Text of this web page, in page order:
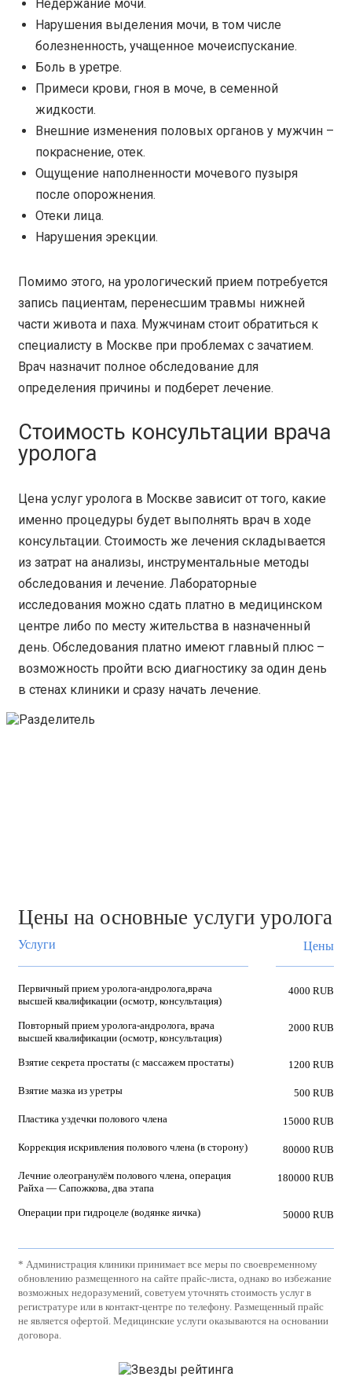
Недержание мочи.
Нарушения выделения мочи, в том числе
болезненность, учащенное мочеиспускание.
Боль в уретре.
Примеси крови, гноя в моче, в семенной
жидкости.
Внешние изменения половых органов у мужчин –
покраснение, отек.
Ощущение наполненности мочевого пузыря
после опорожнения.
Отеки лица.
Нарушения эрекции.
Помимо этого, на урологический прием потребуется
запись пациентам, перенесшим травмы нижней
части живота и паха. Мужчинам стоит обратиться к
специалисту в Москве при проблемах с зачатием.
Врач назначит полное обследование для
определения причины и подберет лечение.
Стоимость консультации врача
уролога
Цена услуг уролога в Москве зависит от того, какие
именно процедуры будет выполнять врач в ходе
консультации. Стоимость же лечения складывается
из затрат на анализы, инструментальные методы
обследования и лечение. Лабораторные
исследования можно сдать платно в медицинском
центре либо по месту жительства в назначенный
день. Обследования платно имеют главный плюс –
возможность пройти всю диагностику за один день
в стенах клиники и сразу начать лечение.
Цены на основные услуги уролога
Услуги Цены
Первичный прием уролога-андролога,врача
высшей квалификации (осмотр, консультация)
4000 RUB
Повторный прием уролога-андролога, врача
высшей квалификации (осмотр, консультация)
2000 RUB
Взятие секрета простаты (с массажем простаты) 1200 RUB
Взятие мазка из уретры 500 RUB
Пластика уздечки полового члена 15000 RUB
Коррекция искривления полового члена (в сторону) 80000 RUB
Лечние олеогранулём полового члена, операция
Райха — Сапожкова, два этапа
180000 RUB
Операции при гидроцеле (водянке яичка) 50000 RUB
* Администрация клиники принимает все меры по своевременному
обновлению размещенного на сайте прайс-листа, однако во избежание
возможных недоразумений, советуем уточнять стоимость услуг в
регистратуре или в контакт-центре по телефону. Размещенный прайс
не является офертой. Медицинские услуги оказываются на основании
договора.